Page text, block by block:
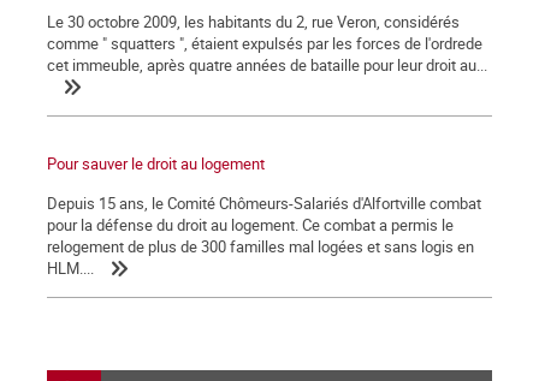
Le 30 octobre 2009, les habitants du 2, rue Veron, considérés
comme " squatters ", étaient expulsés par les forces de l'ordrede
cet immeuble, après quatre années de bataille pour leur droit au...
Pour sauver le droit au logement
Depuis 15 ans, le Comité Chômeurs-Salariés d'Alfortville combat
pour la défense du droit au logement. Ce combat a permis le
relogement de plus de 300 familles mal logées et sans logis en
HLM....